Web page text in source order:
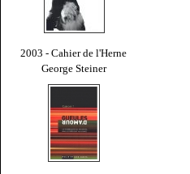
2003 - Cahier de l'Herne
George Steiner